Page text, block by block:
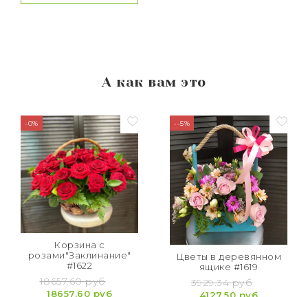
А как вам это
-0%
Корзина с
розами"Заклинание"
#1622
18657.60 руб
18657.60 руб
--5%
Цветы в деревянном
ящике #1619
3929.34 руб
4127.50 руб